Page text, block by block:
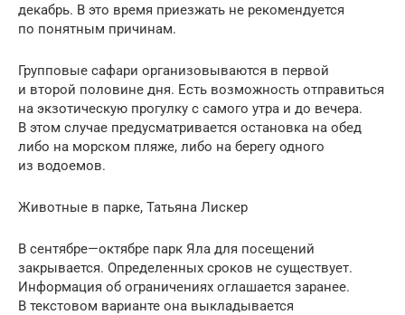
декабрь. В это время приезжать не рекомендуется
по понятным причинам.
Групповые сафари организовываются в первой
и второй половине дня. Есть возможность отправиться
на экзотическую прогулку с самого утра и до вечера.
В этом случае предусматривается остановка на обед
либо на морском пляже, либо на берегу одного
из водоемов.
Животные в парке, Татьяна Лискер
В сентябре—октябре парк Яла для посещений
закрывается. Определенных сроков не существует.
Информация об ограничениях оглашается заранее.
В текстовом варианте она выкладывается